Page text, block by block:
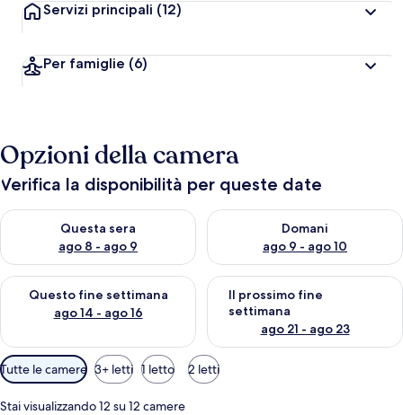
Servizi principali (12)
Per famiglie (6)
Opzioni della camera
Verifica la disponibilità per queste date
Questa sera
ago 8 - ago 9
Verifica la disponibilità per questa sera, ago 8 - ago 9
Domani
ago 9 - ago 10
Verifica la disponibilità per
Questo fine settimana
ago 14 - ago 16
Verifica la disponibilità per questo fine settimana, ago 14 -
Il prossimo fine
settimana
ago 21 - ago 23
Verifica la disponibilità per il
Filtri
disponibili
per
Tutte le camere 3+ letti 1 letto 2 letti
Stai visualizzando 12 su 12 camere